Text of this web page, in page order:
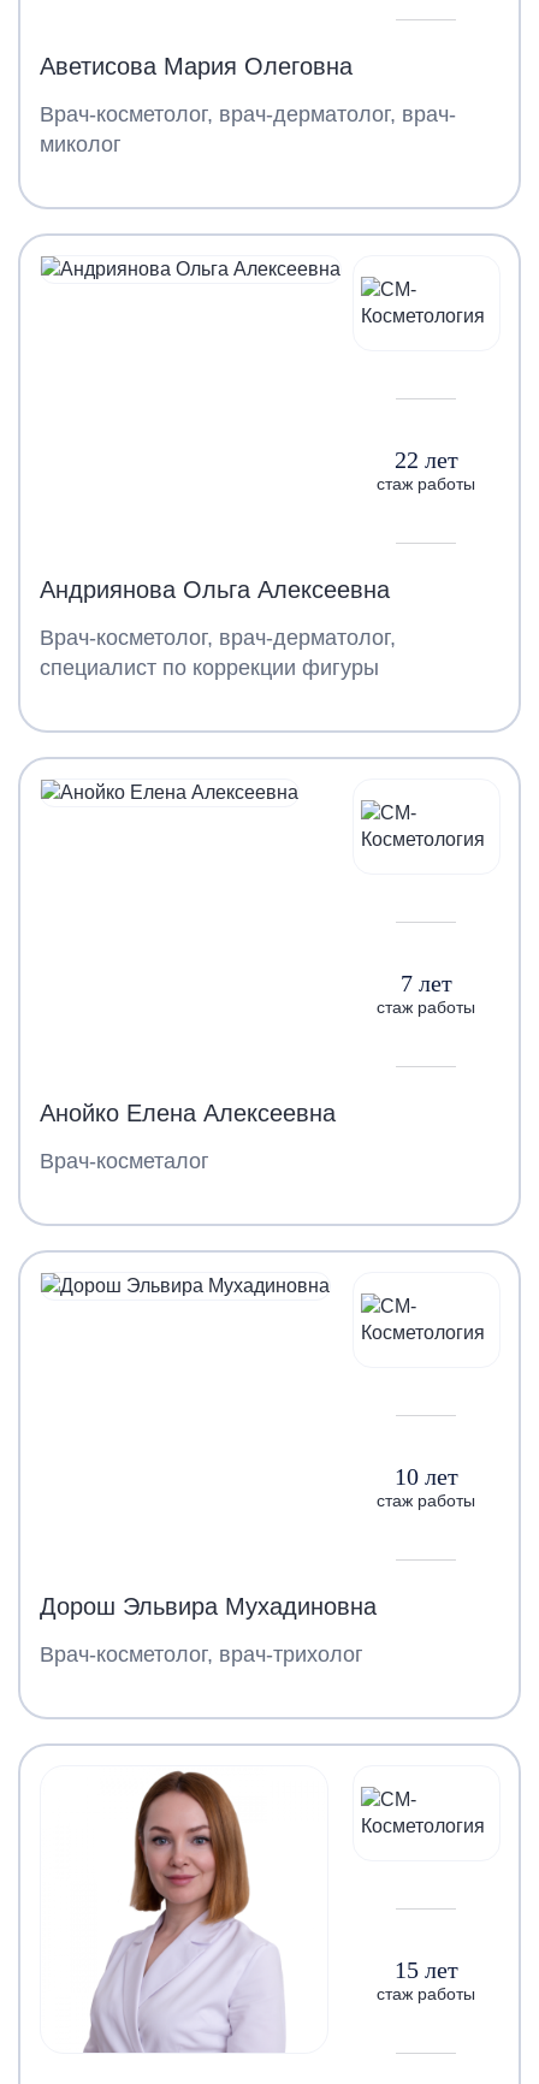
Аветисова Мария Олеговна
Врач-косметолог, врач-дерматолог, врач-
миколог
22 лет
стаж работы
Андриянова Ольга Алексеевна
Врач-косметолог, врач-дерматолог,
специалист по коррекции фигуры
7 лет
стаж работы
Анойко Елена Алексеевна
Врач-косметалог
10 лет
стаж работы
Дорош Эльвира Мухадиновна
Врач-косметолог, врач-трихолог
15 лет
стаж работы